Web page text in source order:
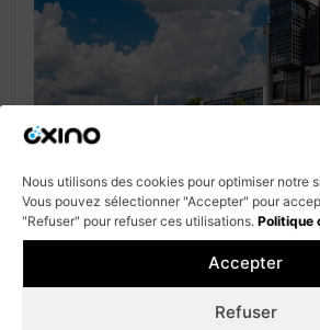
Nous utilisons des cookies pour optimiser notre
Vous pouvez sélectionner "Accepter" pour
"Refuser" pour refuser ces utilisations. Politique
Accepter
Refuser
Loi de Finances 2025 : JEI,